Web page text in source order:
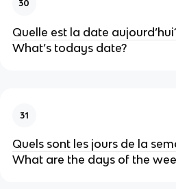
30
Quelle est la date
What’s todays date?
31
Quels sont les jours de la
What are the days of the